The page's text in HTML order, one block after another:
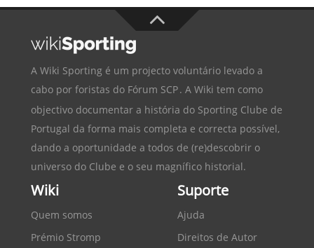
A Wiki Sporting é um projecto voluntário levado a
cabo por foristas do Fórum SCP. A Wiki tem como
objectivo documentar a história do Sporting Clube de
Portugal da forma mais completa e correcta possível,
dando a oportunidade a todos de (re)descobrir o
universo do Clube e o seu magnífico historial.
Wiki
Quem somos
Prémio Stromp
Suporte
Ajuda
Direitos de Autor